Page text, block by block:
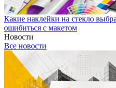
Какие наклейки на стекло
ошибиться с макетом
Новости
Все новости